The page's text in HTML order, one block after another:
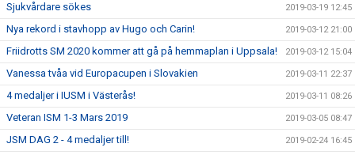
Sjukvårdare sökes 2019-03-19 12:45
Nya rekord i stavhopp av Hugo och Carin! 2019-03-12 21:00
Friidrotts SM 2020 kommer att gå på hemmaplan i Uppsala! 2019-03-12 15:04
Vanessa tvåa vid Europacupen i Slovakien 2019-03-11 22:37
4 medaljer i IUSM i Västerås! 2019-03-11 08:26
Veteran ISM 1-3 Mars 2019 2019-03-05 08:47
JSM DAG 2 - 4 medaljer till! 2019-02-24 16:45